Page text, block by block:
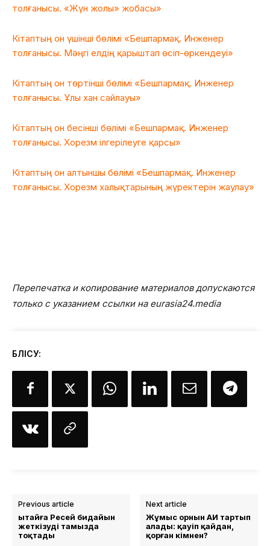
толғанысы. «Жүн жолы» жобасы»
Кітаптың он үшінші бөлімі «Бешпармақ. Инженер
толғанысы. Мәңгі елдің қарыштап өсіп-өркендеуі»
Кітаптың он төртінші бөлімі «Бешпармақ. Инженер
толғанысы. Ұлы хан сайлауы»
Кітаптың он бесінші бөлімі «Бешпармақ. Инженер
толғанысы. Хорезм ілгерілеуге қарсы»
Кітаптың он алтыншы бөлімі «Бешпармақ. Инженер
толғанысы. Хорезм халықтарының жүректерін жаулау»
Перепечатка и копирование материалов допускаются
только с указанием ссылки на eurasia24.media
БӨЛІСУ:
Previous article
Қытайға Ресей бидайын
жеткізуді тамызда
тоқтады
Next article
Жұмыс орнын АИ тартып
алады: қауіп қайдан,
қорған кімнен?